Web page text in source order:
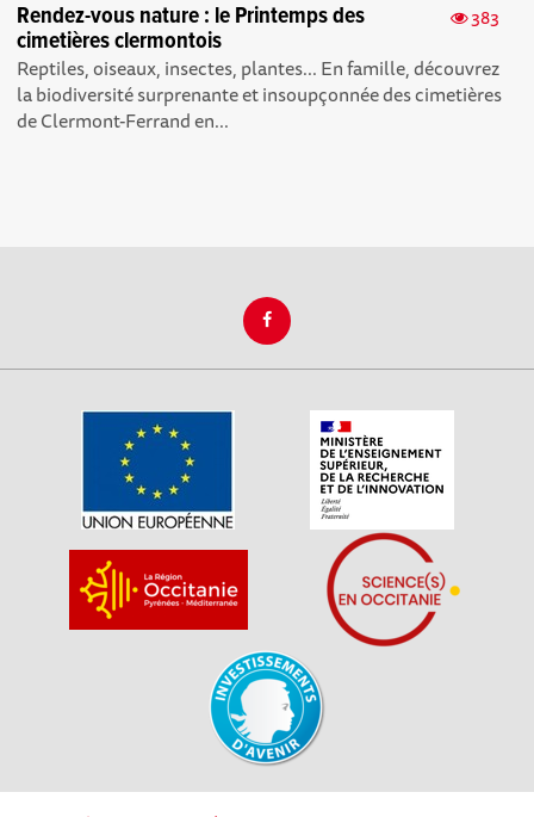
383
Rendez-vous nature : le Printemps des
cimetières clermontois
Reptiles, oiseaux, insectes, plantes... En famille, découvrez
la biodiversité surprenante et insoupçonnée des cimetières
de Clermont-Ferrand en...